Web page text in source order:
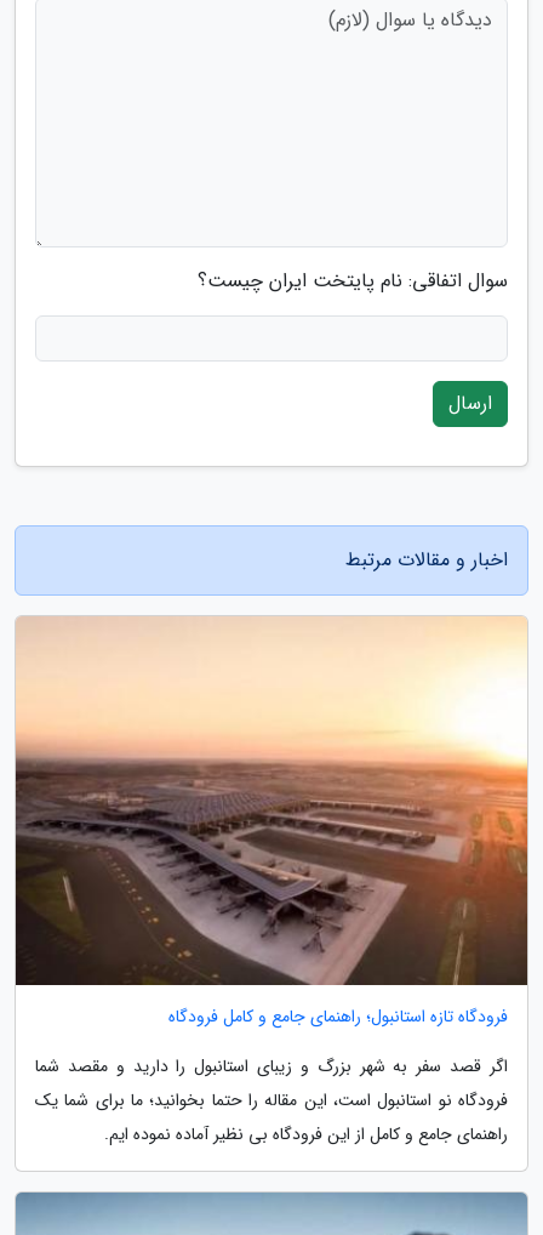
سوال اتفاقی: نام پایتخت ایران چیست؟
ارسال
اخبار و مقالات مرتبط
فرودگاه تازه استانبول؛ راهنمای جامع و کامل فرودگاه
اگر قصد سفر به شهر بزرگ و زیبای استانبول را دارید و مقصد شما
فرودگاه نو استانبول است، این مقاله را حتما بخوانید؛ ما برای شما یک
راهنمای جامع و کامل از این فرودگاه بی نظیر آماده نموده ایم.